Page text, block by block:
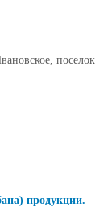
поселок
продукции.